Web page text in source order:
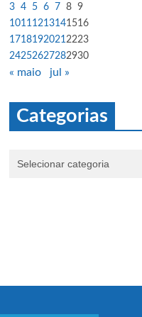
3 4 5 6 7 8 9
10111213141516
17181920212223
24252627282930
« maio jul »
Categorias